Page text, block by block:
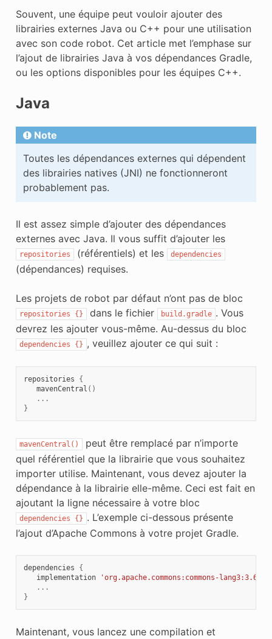
Souvent, une équipe peut vouloir ajouter des
librairies externes Java ou C++ pour une utilisation
avec son code robot. Cet article met l’emphase sur
l’ajout de librairies Java à vos dépendances Gradle,
ou les options disponibles pour les équipes C++.
Java
Note
Toutes les dépendances externes qui dépendent
des librairies natives (JNI) ne fonctionneront
probablement pas.
Il est assez simple d’ajouter des dépendances
externes avec Java. Il vous suffit d’ajouter les
repositories (référentiels) et les dependencies
(dépendances) requises.
Les projets de robot par défaut n’ont pas de bloc
repositories {} dans le fichier build.gradle . Vous
devrez les ajouter vous-même. Au-dessus du bloc
dependencies {} , veuillez ajouter ce qui suit :
repositories
{
mavenCentral ()
...
}
mavenCentral()
peut être remplacé par n’importe
quel référentiel que la librairie que vous souhaitez
importer utilise. Maintenant, vous devez ajouter la
dépendance à la librairie elle-même. Ceci est fait en
ajoutant la ligne nécessaire à votre bloc
dependencies {} . L’exemple ci-dessous présente
l’ajout d’Apache Commons à votre projet Gradle.
dependencies
{
implementation
'org.apache.commons:commons-lang3:3.6'
...
}
Maintenant, vous lancez une compilation et